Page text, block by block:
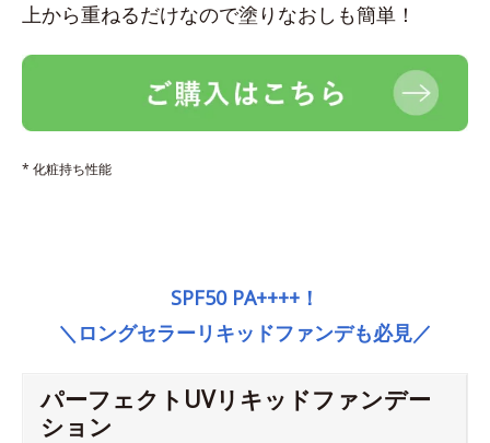
上から重ねるだけなので塗りなおしも簡単！
* 化粧持ち性能
SPF50 PA++++！
＼ロングセラーリキッドファンデも必見／
パーフェクトUVリキッドファンデー
ション